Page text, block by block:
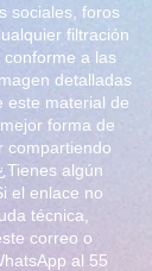
el
el
no tienes
las
el set
sociales, foros
filtración
a las
detalladas
este material de
forma de
compartiendo
algún
el enlace no
técnica,
correo o
al 55